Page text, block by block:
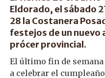
Eldorado, el sábado
28 la Costanera
festejos de un
prócer provincial.
El último fin de
a celebrar el